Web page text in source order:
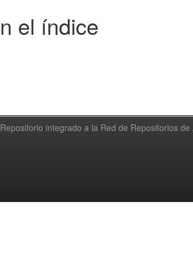
el índice
Repositorio integrado a la Red de Repositorios